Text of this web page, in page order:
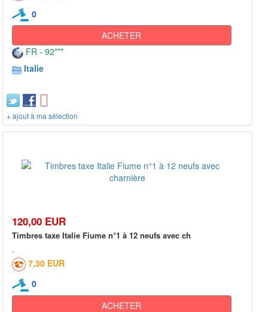
0
ACHETER
FR - 92***
Italie
+ ajout à ma sélection
120,00 EUR
Timbres taxe Italie Fiume n°1 à 12 neufs avec ch
7,30 EUR
0
ACHETER